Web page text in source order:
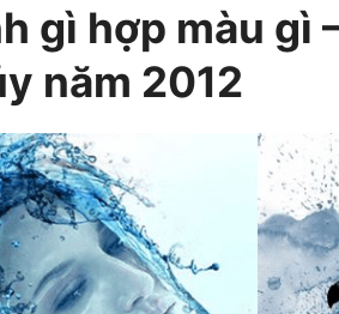
gì hợp màu gì
năm 2012